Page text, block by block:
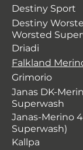
Destiny Sport
Destiny
Worsted
Driadi
Falkland
Grimorio
Janas DK-
Superwash
Janas-Merino
Superwash)
Kallpa